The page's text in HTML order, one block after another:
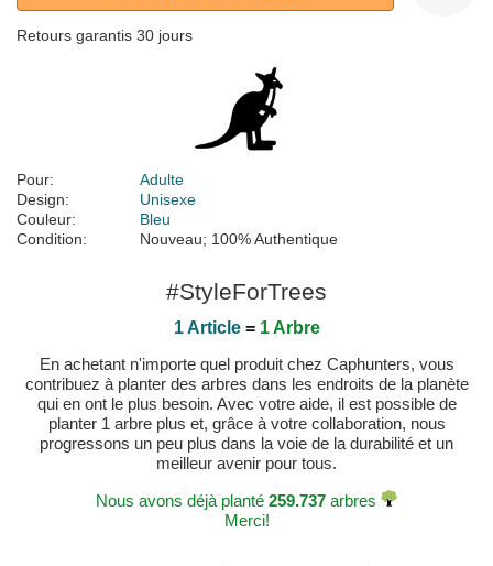
Retours garantis 30 jours
Pour:
Adulte
Design:
Unisexe
Couleur:
Bleu
Condition:
Nouveau; 100% Authentique
#StyleForTrees
1 Article= 1 Arbre
En achetant n'importe quel produit chez Caphunters, vous
contribuez à planter des arbres dans les endroits de la planète
qui en ont le plus besoin. Avec votre aide, il est possible de
planter 1 arbre plus et, grâce à votre collaboration, nous
progressons un peu plus dans la voie de la durabilité et un
meilleur avenir pour tous.
Nous avons déjà planté 259.737 arbres
Merci!